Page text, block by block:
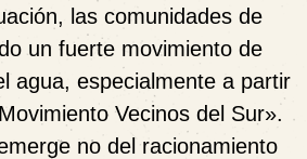
las comunidades de
un fuerte movimiento de
agua, especialmente a partir
Vecinos del Sur».
no del racionamiento